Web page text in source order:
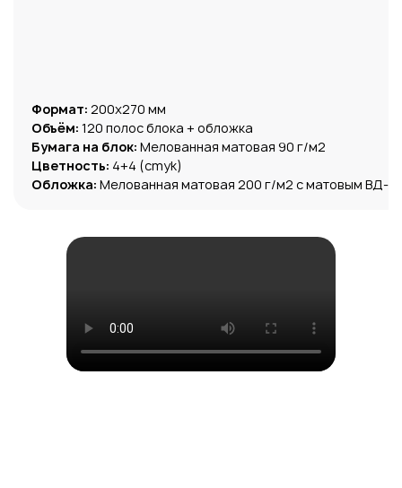
Формат: 200х270 мм
Объём: 120 полос блока + обложка
Бумага на блок: Мелованная матовая 90 г/м2
Цветность: 4+4 (cmyk)
Обложка: Мелованная матовая 200 г/м2 с матовым ВД-